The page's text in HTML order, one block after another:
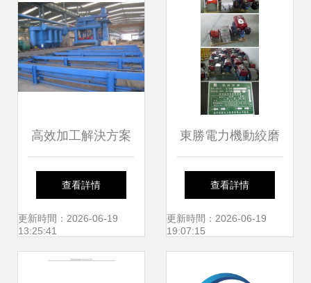
高效加工解決方案
廠家直供鋼材鋼板
預處理線全面解析
查看詳情
更新時間：2026-06-19
13:25:41
東勝電力機動絞磨
機 專業輸配電施工
的得力助手
查看詳情
更新時間：2026-06-19
19:07:15